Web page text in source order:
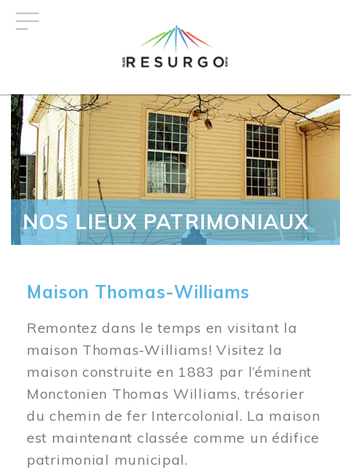
NOS LIEUX PATRIMONIAUX
Maison Thomas-Williams
Remontez dans le temps en visitant la
maison Thomas-Williams! Visitez la
maison construite en 1883 par l’éminent
Monctonien Thomas Williams, trésorier
du chemin de fer Intercolonial. La maison
est maintenant classée comme un édifice
patrimonial municipal.